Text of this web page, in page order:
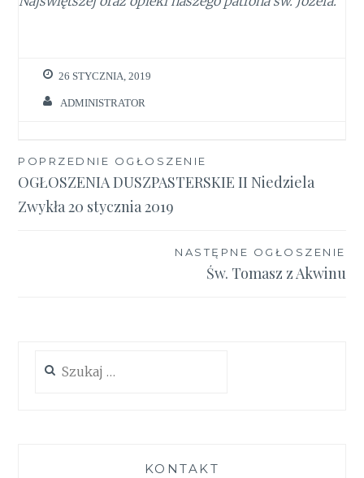
26 STYCZNIA, 2019
ADMINISTRATOR
Nawigacja
wpisu
POPRZEDNIE OGŁOSZENIE
OGŁOSZENIA DUSZPASTERSKIE II Niedziela
Zwykła 20 stycznia 2019
NASTĘPNE OGŁOSZENIE
Św. Tomasz z Akwinu
KONTAKT